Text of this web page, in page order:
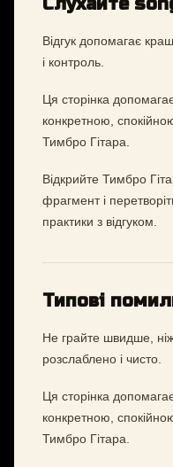
Відгук допомагає
і контроль.
Ця сторінка
конкретною,
Тимбро Гітара.
Відкрийте Тимбро
фрагмент і
практики з відгуком.
Типові
Не грайте швидше,
розслаблено і чисто.
Ця сторінка
конкретною,
Тимбро Гітара.